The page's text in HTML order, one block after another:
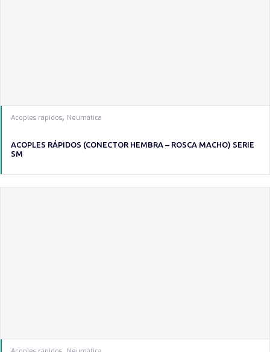
Acoples rápidos, Neumática
ACOPLES RÁPIDOS (CONECTOR HEMBRA – ROSCA MACHO) SERIE
SM